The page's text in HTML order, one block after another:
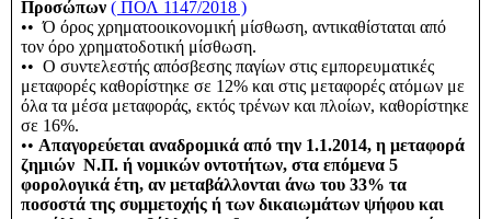
Προσώπων ( ΠΟΛ 1147/2018 )
•• Ό όρος χρηματοοικονομική μίσθωση, αντικαθίσταται από
τον όρο χρηματοδοτική μίσθωση.
•• Ο συντελεστής απόσβεσης παγίων στις εμπορευματικές
μεταφορές καθορίστηκε σε 12% και στις μεταφορές ατόμων με
όλα τα μέσα μεταφοράς, εκτός τρένων και πλοίων, καθορίστηκε
σε 16%.
•• Απαγορεύεται αναδρομικά από την 1.1.2014, η μεταφορά
ζημιών Ν.Π. ή νομικών οντοτήτων, στα επόμενα 5
φορολογικά έτη, αν μεταβάλλονται άνω του 33% τα
ποσοστά της συμμετοχής ή των δικαιωμάτων ψήφου και